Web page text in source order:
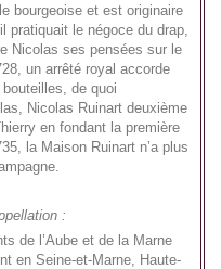
bourgeoise et est originaire
pratiquait le négoce du drap,
Nicolas ses pensées sur le
un arrêté royal accorde
de quoi
Nicolas Ruinart deuxième
en fondant la première
la Maison Ruinart n’a plus
:
de l’Aube et de la Marne
en Seine-et-Marne, Haute-